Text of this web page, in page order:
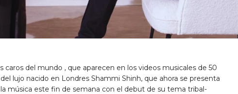
caros del mundo , que aparecen en los videos musicales de 50
lujo nacido en Londres Shammi Shinh, que ahora se presenta
música este fin de semana con el debut de su tema tribal-